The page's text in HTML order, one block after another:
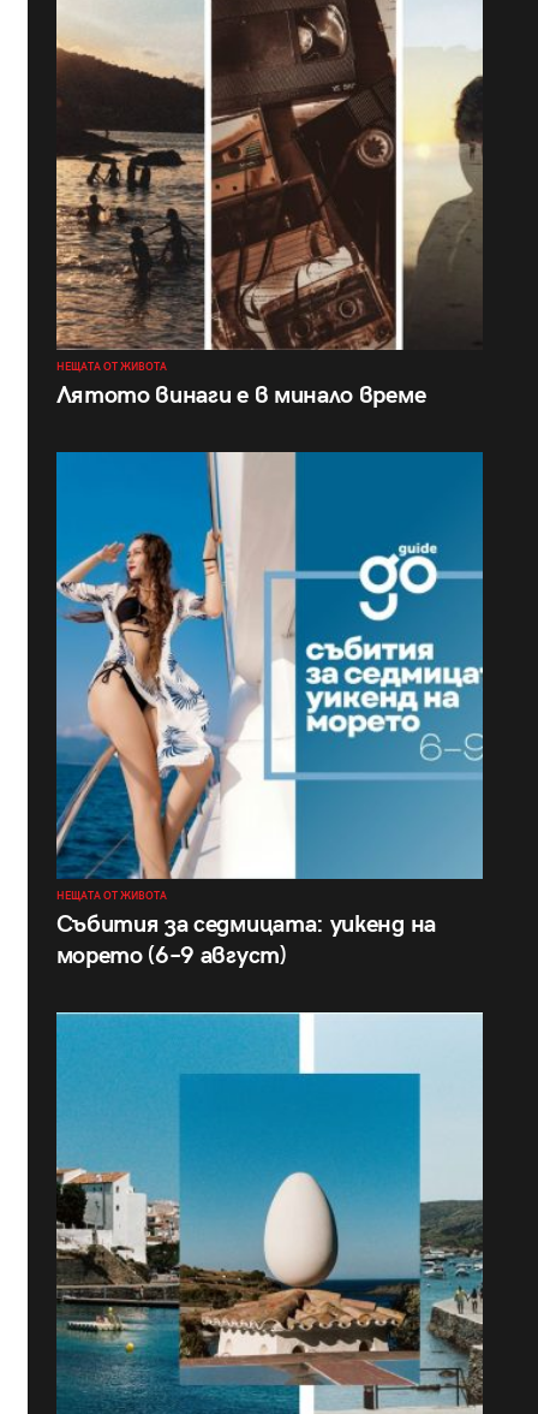
НЕЩАТА ОТ ЖИВОТА
Лятото винаги е в минало време
НЕЩАТА ОТ ЖИВОТА
Събития за седмицата: уикенд на
морето (6–9 август)